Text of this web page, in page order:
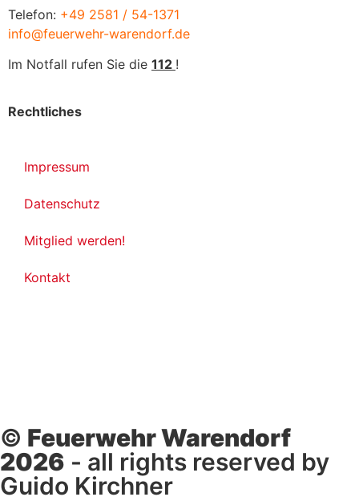
Telefon: +49 2581 / 54-1371
info@feuerwehr-warendorf.de
Im Notfall rufen Sie die 112 !
Rechtliches
Impressum
Datenschutz
Mitglied werden!
Kontakt
© Feuerwehr Warendorf
2026 - all rights reserved by
Guido Kirchner